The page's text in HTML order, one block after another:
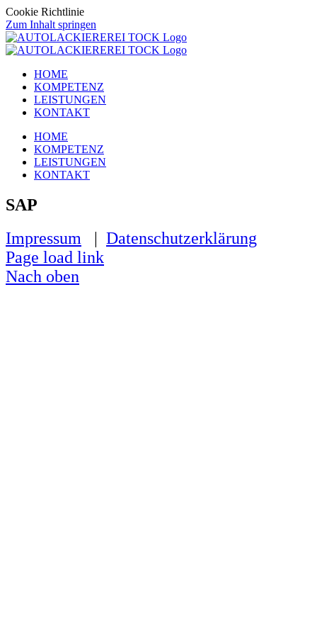
Cookie Richtlinie
Zum Inhalt springen
HOME
KOMPETENZ
LEISTUNGEN
KONTAKT
HOME
KOMPETENZ
LEISTUNGEN
KONTAKT
SAP
Impressum | Datenschutzerklärung
Page load link
Nach oben